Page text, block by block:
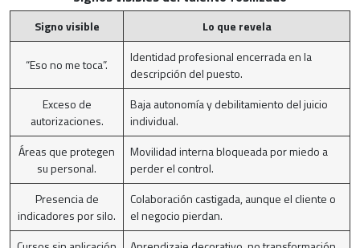
Signo visible Lo que revela
“Eso no me toca”.
Identidad profesional encerrada en la
descripción del puesto.
Exceso de
autorizaciones.
Baja autonomía y debilitamiento del juicio
individual.
Áreas que protegen
su personal.
Movilidad interna bloqueada por miedo a
perder el control.
Presencia de
indicadores por silo.
Colaboración castigada, aunque el cliente o
el negocio pierdan.